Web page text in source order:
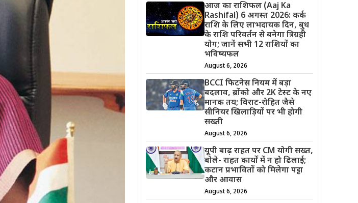
आज का राशिफल (Aaj Ka
Rashifal) 6 अगस्त 2026: कर्क
राशि के लिए लाभदायक दिन, बुध
के राशि परिवर्तन से बनेगा त्रिग्रही
योग; जानें सभी 12 राशियों का
भविष्यफल
August 6, 2026
BCCI फिटनेस नियम में बड़ा
बदलाव, ब्रोंको और 2K टेस्ट के नए
मानक तय; विराट-रोहित जैसे
सीनियर खिलाड़ियों पर भी होगी
सख्ती
August 6, 2026
यूपी बाढ़ राहत पर CM योगी सख्त,
बोले- राहत कार्यों में न हो ढिलाई;
कटान प्रभावितों को मिलेगा पट्टा
और आवास
August 6, 2026